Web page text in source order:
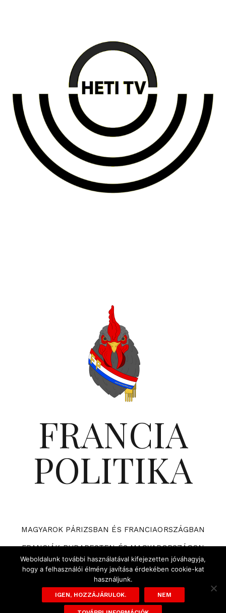
FRANCIA
POLITIKA
MAGYAROK PÁRIZSBAN ÉS FRANCIAORSZÁGBAN
FRANCIÁK BUDAPESTEN ÉS MAGYARORSZÁGON
VÁRHATÓ ESEMÉNYEK A FRANCIA POLITIKÁBAN
ADATVÉDELMI TÁJÉKOZTATÓ ÉS SZABÁLYZAT
Weboldalunk további használatával kifejezetten jóváhagyja,
hogy a felhasználói élmény javítása érdekében cookie-kat
használjunk.
IGEN, HOZZÁJÁRULOK. NEM